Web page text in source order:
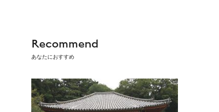
Recommend
あなたにおすすめ